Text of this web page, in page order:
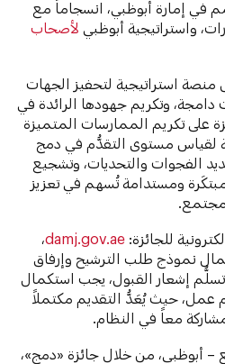
في إمارة أبوظبي، انسجاماً مع
واستراتيجية أبوظبي لأصحاب
استراتيجية لتحفيز الجهات
وتكريم جهودها الرائدة في
على تكريم الممارسات المتميزة
لقياس مستوى التقدُّم في دمج
الفجوات والتحديات، وتشجيع
ومستدامة تُسهم في تعزيز
للجائزة: damj.gov.ae،
نموذج طلب الترشيح وإرفاق
إشعار القبول، يجب استكمال
عمل، حيث يُعَدُّ التقديم مكتملاً
معاً في النظام.
– أبوظبي، من خلال جائزة «دمج»،